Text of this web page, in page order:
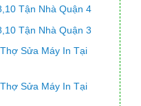
Tận Nhà Quận 4
Tận Nhà Quận 3
Sửa Máy In Tại
Sửa Máy In Tại